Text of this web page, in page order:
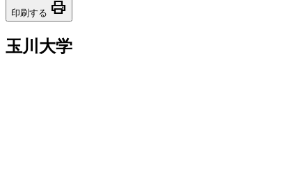
印刷する print
玉川大学